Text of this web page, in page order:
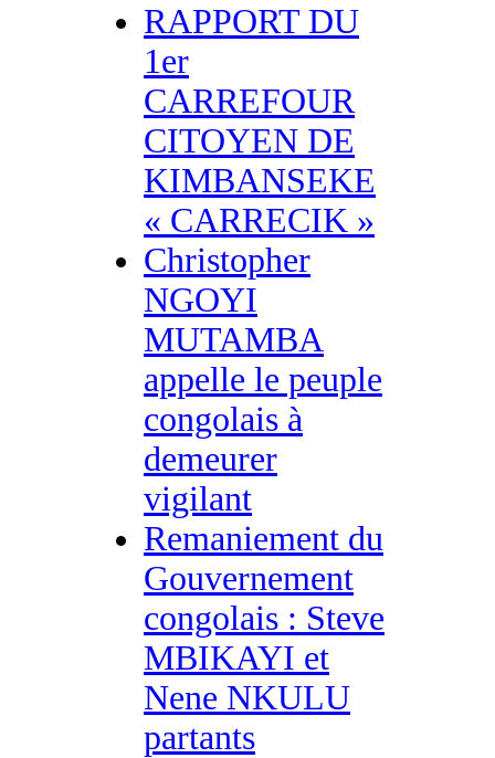
RAPPORT DU
1er
CARREFOUR
CITOYEN DE
KIMBANSEKE
« CARRECIK »
Christopher
NGOYI
MUTAMBA
appelle le peuple
congolais à
demeurer
vigilant
Remaniement du
Gouvernement
congolais : Steve
MBIKAYI et
Nene NKULU
partants